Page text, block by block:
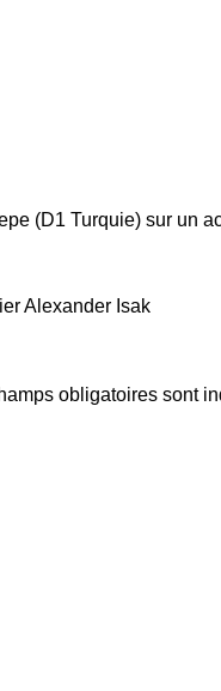
(D1 Turquie) sur un
Alexander Isak
obligatoires sont